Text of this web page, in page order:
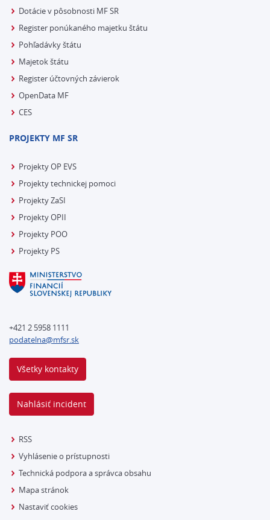
Dotácie v pôsobnosti MF SR
Register ponúkaného majetku štátu
Pohľadávky štátu
Majetok štátu
Register účtovných závierok
OpenData MF
CES
PROJEKTY MF SR
Projekty OP EVS
Projekty technickej pomoci
Projekty ZaSI
Projekty OPII
Projekty POO
Projekty PS
+421 2 5958 1111
podatelna@mfsr.sk
Všetky kontakty
Nahlásiť incident
RSS
Vyhlásenie o prístupnosti
Technická podpora a správca obsahu
Mapa stránok
Nastaviť cookies